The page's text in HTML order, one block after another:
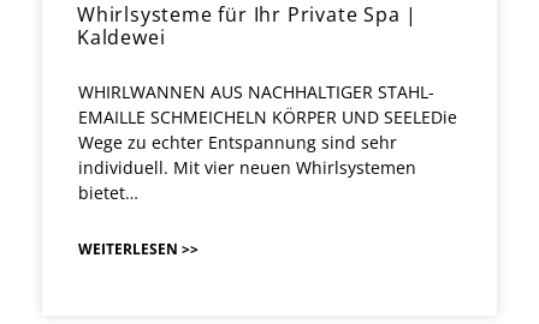
Whirlsysteme für Ihr Private Spa |
Kaldewei
WHIRLWANNEN AUS NACHHALTIGER STAHL-
EMAILLE SCHMEICHELN KÖRPER UND SEELEDie
Wege zu echter Entspannung sind sehr
individuell. Mit vier neuen Whirlsystemen
bietet…
WEITERLESEN >>